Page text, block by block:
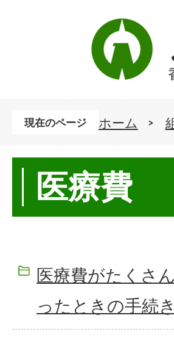
現在のページ ホーム
医療費
医療費がたくさ
ったときの手続き